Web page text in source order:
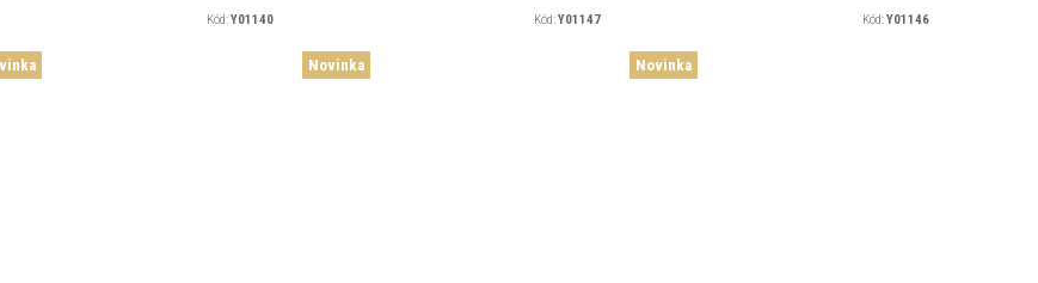
srdiečkovým príveskom v
Kód:Y01140
mosadz do sviežej, jemne morskyKód:Y01147
mosadz do jemne farebnej perlovejKód:Y01146
Novinka Novinka